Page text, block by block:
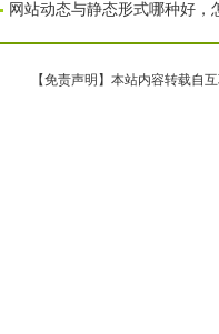
网站动态与静态形式哪种好，
【免责声明】本站内容转载自